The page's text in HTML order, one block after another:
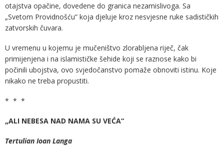
otajstva opačine, dovedene do granica nezamislivoga. Sa
„Svetom Providnošću“ koja djeluje kroz nesvjesne ruke sadističkih
zatvorskih čuvara.
U vremenu u kojemu je mučeništvo zlorabljena riječ, čak
primijenjena i na islamističke šehide koji se raznose kako bi
počinili ubojstva, ovo svjedočanstvo pomaže obnoviti istinu. Koje
nikako ne treba propustiti.
* * *
„ALI NEBESA NAD NAMA SU VEĆA“
Tertulian Ioan Langa